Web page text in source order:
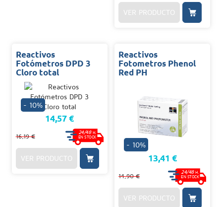
VER PRODUCTO
Reactivos
Fotómetros DPD 3
Cloro total
- 10%
14,57 €
16,19 €
24/48 H.
EN STOCK
VER PRODUCTO
Reactivos
Fotometros Phenol
Red PH
- 10%
13,41 €
14,90 €
24/48H.
EN STOCK
VER PRODUCTO